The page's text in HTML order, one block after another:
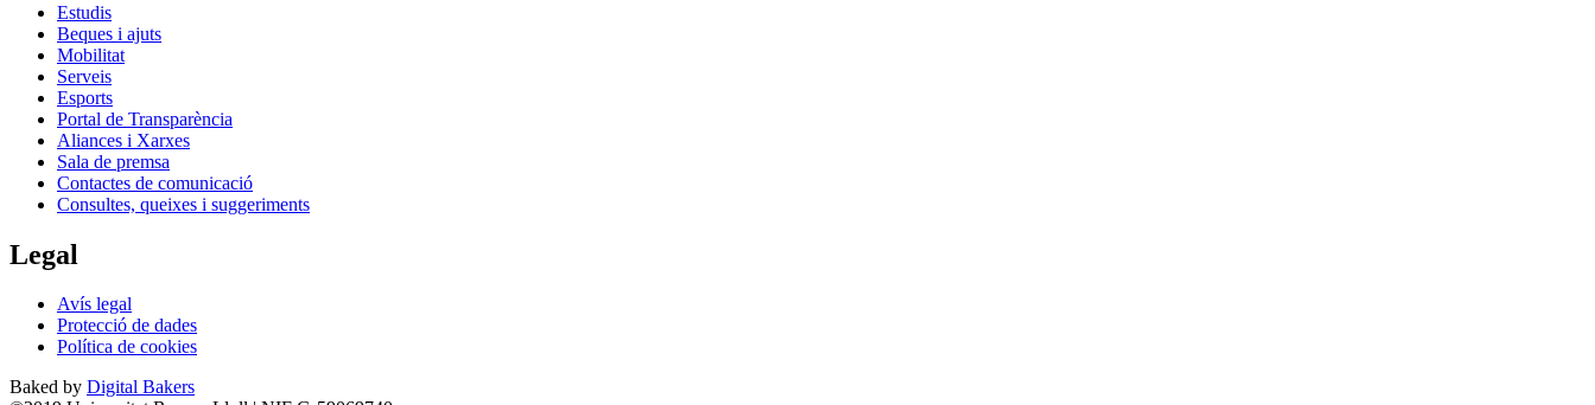
Estudis
Beques i ajuts
Mobilitat
Serveis
Esports
Portal de Transparència
Aliances i Xarxes
Sala de premsa
Contactes de comunicació
Consultes, queixes i suggeriments
Legal
Avís legal
Protecció de dades
Política de cookies
Baked by Digital Bakers